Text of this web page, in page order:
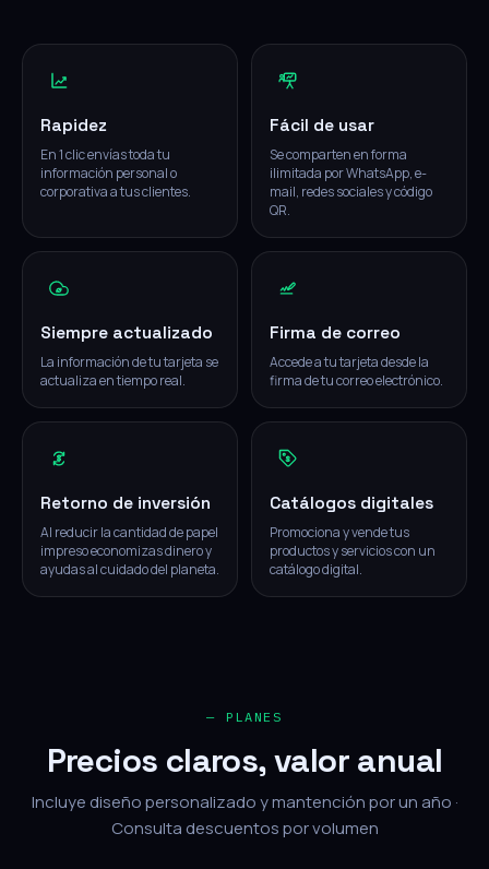
Rapidez
En 1 clic envías toda tu
información personal o
corporativa a tus clientes.
Fácil de usar
Se comparten en forma
ilimitada por WhatsApp, e-
mail, redes sociales y código
QR.
Siempre actualizado
La información de tu tarjeta se
actualiza en tiempo real.
Firma de correo
Accede a tu tarjeta desde la
firma de tu correo electrónico.
Retorno de inversión
Al reducir la cantidad de papel
impreso economizas dinero y
ayudas al cuidado del planeta.
Catálogos digitales
Promociona y vende tus
productos y servicios con un
catálogo digital.
— PLANES
Precios claros, valor anual
Incluye diseño personalizado y mantención por un año ·
Consulta descuentos por volumen